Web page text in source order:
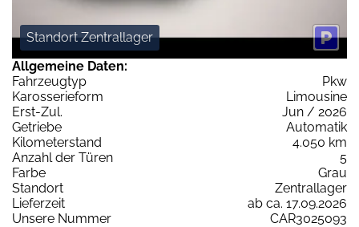
Standort Zentrallager
Allgemeine Daten:
Fahrzeugtyp
Pkw
Karosserieform
Limousine
Erst-Zul.
Jun / 2026
Getriebe
Automatik
Kilometerstand
4.050 km
Anzahl der Türen
5
Farbe
Grau
Standort
Zentrallager
Lieferzeit
ab ca. 17.09.2026
Unsere Nummer
CAR3025093